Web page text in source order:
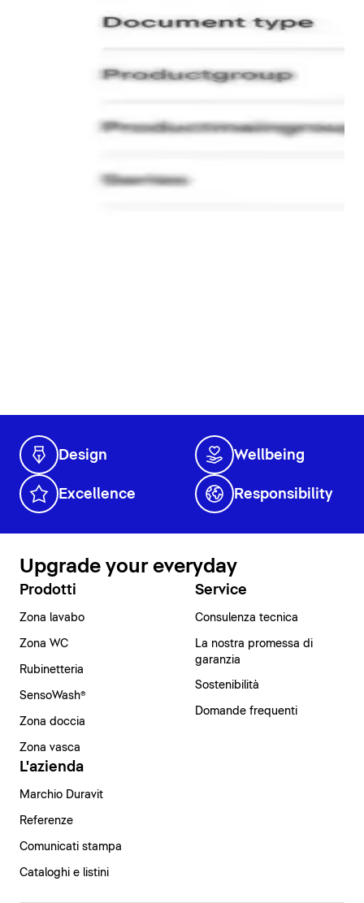
Design Wellbeing
Excellence Responsibility
Upgrade your everyday
Prodotti
Zona lavabo
Zona WC
Rubinetteria
SensoWash®
Zona doccia
Zona vasca
Service
Consulenza tecnica
La nostra promessa di
garanzia
Sostenibilità
Domande frequenti
L'azienda
Marchio Duravit
Referenze
Comunicati stampa
Cataloghi e listini